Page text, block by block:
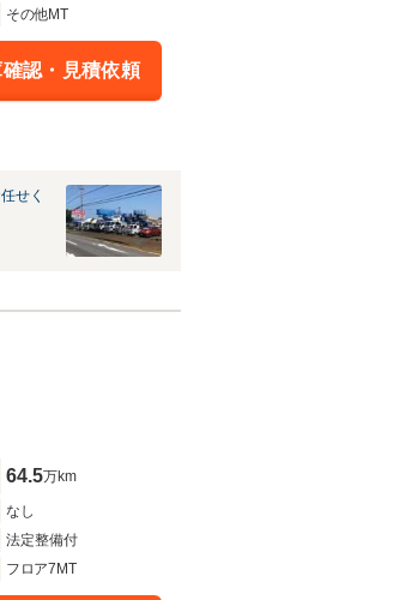
その他MT
認・見積依頼
せく
64.5万km
なし
法定整備付
フロア7MT